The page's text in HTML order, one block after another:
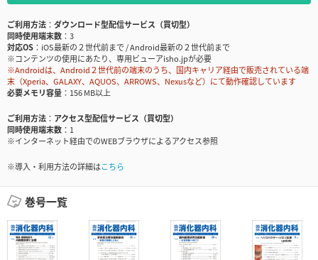
ご利用方法
ダウンロード型配信サービス（買切型）
同時使用端末数
3
対応OS
iOS最新の２世代前まで / Android最新の２世代前まで
※コンテンツの使用にあたり、専用ビューアisho.jpが必要
※Androidは、Android２世代前の端末のうち、国内キャリア経由で販売されている端
末（Xperia、GALAXY、AQUOS、ARROWS、Nexusなど）にて動作確認しています
必要メモリ容量
156 MB以上
ご利用方法
アクセス型配信サービス（買切型）
同時使用端末数
1
※インターネット経由でのWEBブラウザによるアクセス参照
※導入・利用方法の詳細はこちら
巻号一覧